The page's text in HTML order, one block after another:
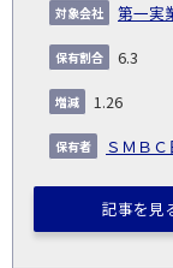
第一実
6.3
1.26
ＳＭＢ
記事を見